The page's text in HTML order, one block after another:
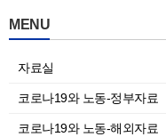
MENU
자료실
코로나19와 노동-정부자료
코로나19와 노동-해외자료